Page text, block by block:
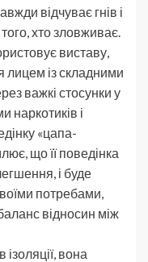
відчуває гнів і
хто зловживає.
виставу,
лицем із складними
важкі стосунки у
наркотиків і
«цапа-
що її поведінка
і буде
потребами,
відносин між
вона